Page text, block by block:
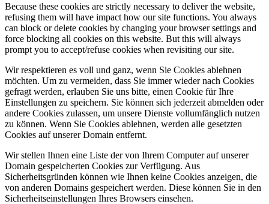
Because these cookies are strictly necessary to deliver the website,
refusing them will have impact how our site functions. You always
can block or delete cookies by changing your browser settings and
force blocking all cookies on this website. But this will always
prompt you to accept/refuse cookies when revisiting our site.
Wir respektieren es voll und ganz, wenn Sie Cookies ablehnen
möchten. Um zu vermeiden, dass Sie immer wieder nach Cookies
gefragt werden, erlauben Sie uns bitte, einen Cookie für Ihre
Einstellungen zu speichern. Sie können sich jederzeit abmelden oder
andere Cookies zulassen, um unsere Dienste vollumfänglich nutzen
zu können. Wenn Sie Cookies ablehnen, werden alle gesetzten
Cookies auf unserer Domain entfernt.
Wir stellen Ihnen eine Liste der von Ihrem Computer auf unserer
Domain gespeicherten Cookies zur Verfügung. Aus
Sicherheitsgründen können wie Ihnen keine Cookies anzeigen, die
von anderen Domains gespeichert werden. Diese können Sie in den
Sicherheitseinstellungen Ihres Browsers einsehen.